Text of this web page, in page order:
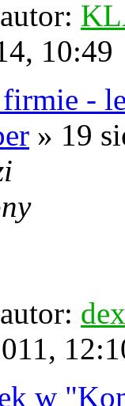
autor:
10:49
-
» 19
autor:
w